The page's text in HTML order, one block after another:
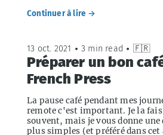
Continuer à lire →
13 oct. 2021 • 3 min read • 🇫🇷
Préparer un bon
French Press
La pause café pendant mes
remote c'est important. Je la fais
souvent, mais je vous donne une
plus simples (et préféré dans